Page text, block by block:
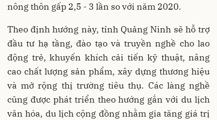
nông thôn gấp 2,5 - 3 lần so với năm 2020.
Theo định hướng này, tỉnh Quảng Ninh sẽ hỗ trợ
đầu tư hạ tầng, đào tạo và truyền nghề cho lao
động trẻ, khuyến khích cải tiến kỹ thuật, nâng
cao chất lượng sản phẩm, xây dựng thương hiệu
và mở rộng thị trường tiêu thụ. Các làng nghề
cũng được phát triển theo hướng gắn với du lịch
văn hóa, du lịch cộng đồng nhằm gia tăng giá trị